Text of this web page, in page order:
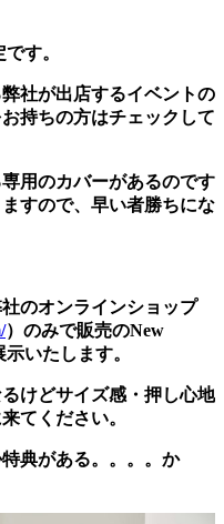
す。
社が出店するイベントの
持ちの方はチェックして
用のカバーがあるのです
すので、早い者勝ちにな
のオンラインショップ
）のみで販売のNew
いたします。
けどサイズ感・押し心地
てください。
典がある。。。。か